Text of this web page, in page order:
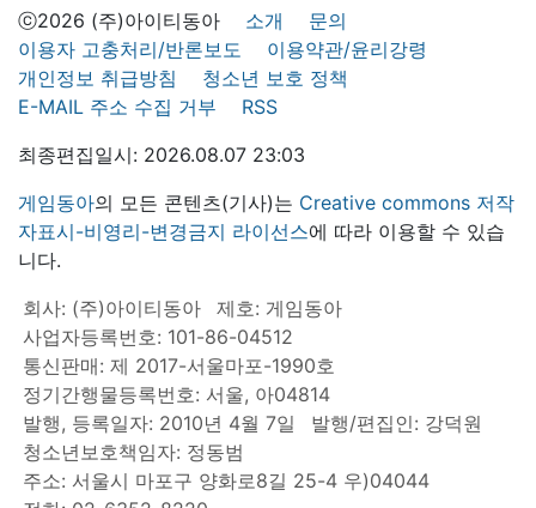
ⓒ2026 (주)아이티동아 소개
문의
이용자 고충처리/반론보도
이용약관/윤리강령
개인정보 취급방침
청소년 보호 정책
E-MAIL 주소 수집 거부
RSS
최종편집일시: 2026.08.07 23:03
게임동아의 모든 콘텐츠(기사)는 Creative commons 저작
자표시-비영리-변경금지 라이선스에 따라 이용할 수 있습
니다.
회사: (주)아이티동아
제호: 게임동아
사업자등록번호: 101-86-04512
통신판매: 제 2017-서울마포-1990호
정기간행물등록번호: 서울, 아04814
발행, 등록일자: 2010년 4월 7일
발행/편집인: 강덕원
청소년보호책임자: 정동범
주소: 서울시 마포구 양화로8길 25-4 우)04044